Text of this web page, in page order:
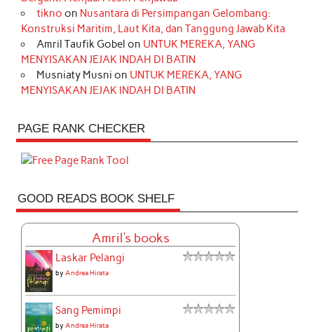
tikno on Nusantara di Persimpangan Gelombang:
Konstruksi Maritim, Laut Kita, dan Tanggung Jawab Kita
Amril Taufik Gobel on UNTUK MEREKA, YANG
MENYISAKAN JEJAK INDAH DI BATIN
Musniaty Musni on UNTUK MEREKA, YANG
MENYISAKAN JEJAK INDAH DI BATIN
PAGE RANK CHECKER
GOOD READS BOOK SHELF
Amril's books
Laskar Pelangi
byAndrea Hirata
Sang Pemimpi
byAndrea Hirata